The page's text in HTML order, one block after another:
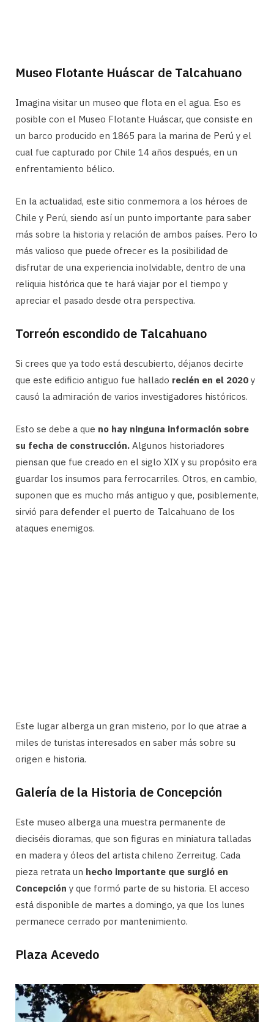
Museo Flotante Huáscar de Talcahuano
Imagina visitar un museo que flota en el agua. Eso es
posible con el Museo Flotante Huáscar, que consiste en
un barco producido en 1865 para la marina de Perú y el
cual fue capturado por Chile 14 años después, en un
enfrentamiento bélico.
En la actualidad, este sitio conmemora a los héroes de
Chile y Perú, siendo así un punto importante para saber
más sobre la historia y relación de ambos países. Pero lo
más valioso que puede ofrecer es la posibilidad de
disfrutar de una experiencia inolvidable, dentro de una
reliquia histórica que te hará viajar por el tiempo y
apreciar el pasado desde otra perspectiva.
Torreón escondido de Talcahuano
Si crees que ya todo está descubierto, déjanos decirte
que este edificio antiguo fue hallado recién en el 2020 y
causó la admiración de varios investigadores históricos.
Esto se debe a que no hay ninguna información sobre
su fecha de construcción. Algunos historiadores
piensan que fue creado en el siglo XIX y su propósito era
guardar los insumos para ferrocarriles. Otros, en cambio,
suponen que es mucho más antiguo y que, posiblemente,
sirvió para defender el puerto de Talcahuano de los
ataques enemigos.
Este lugar alberga un gran misterio, por lo que atrae a
miles de turistas interesados en saber más sobre su
origen e historia.
Galería de la Historia de Concepción
Este museo alberga una muestra permanente de
dieciséis dioramas, que son figuras en miniatura talladas
en madera y óleos del artista chileno Zerreitug. Cada
pieza retrata un hecho importante que surgió en
Concepción y que formó parte de su historia. El acceso
está disponible de martes a domingo, ya que los lunes
permanece cerrado por mantenimiento.
Plaza Acevedo